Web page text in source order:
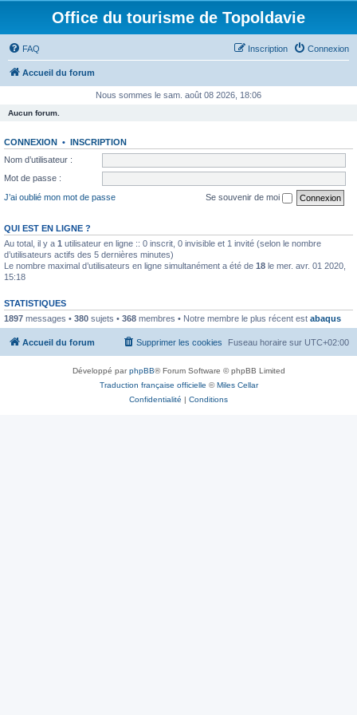
Office du tourisme de Topoldavie
FAQ Connexion
Inscription
Accueil du forum
Nous sommes le sam. août 08 2026, 18:06
Aucun forum.
CONNEXION • INSCRIPTION
Nom d’utilisateur :
Mot de passe :
J’ai oublié mon mot de passe
Se souvenir de moi
QUI EST EN LIGNE ?
Au total, il y a 1 utilisateur en ligne :: 0 inscrit, 0 invisible et 1 invité (selon le nombre
d’utilisateurs actifs des 5 dernières minutes)
Le nombre maximal d’utilisateurs en ligne simultanément a été de 18 le mer. avr. 01 2020,
15:18
STATISTIQUES
1897 messages • 380 sujets • 368 membres • Notre membre le plus récent est abaqus
Accueil du forum Fuseau horaire sur UTC+02:00
Supprimer les cookies
Développé parphpBB® Forum Software © phpBB Limited
Traduction française officielle ©Miles Cellar
Confidentialité | Conditions